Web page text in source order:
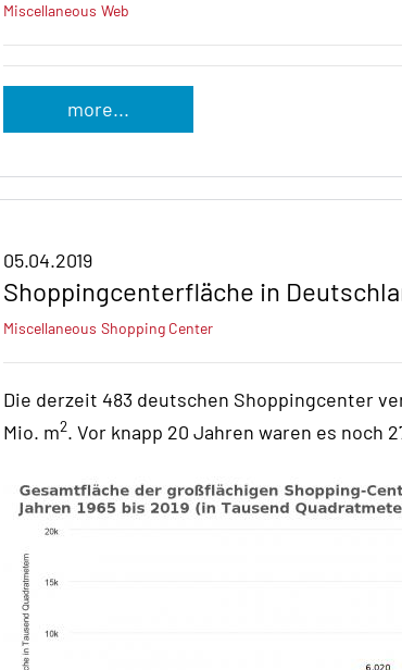
Miscellaneous Web
more...
05.04.2019
Shoppingcenterfläche in
Miscellaneous Shopping Center
Die derzeit 483 deutschen Shoppingcenter
Mio. m2. Vor knapp 20 Jahren waren es noch